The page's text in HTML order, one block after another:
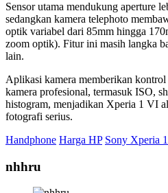
Sensor utama mendukung aperture
sedangkan kamera telephoto
optik variabel dari 85mm hingga
zoom optik). Fitur ini masih langka
lain.
Aplikasi kamera memberikan kontrol
kamera profesional, termasuk ISO,
histogram, menjadikan Xperia 1 VI
fotografi serius.
Handphone Harga HP Sony Xperia
nhhru